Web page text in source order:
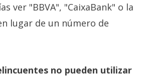
ver "BBVA", "CaixaBank" o la
lugar de un número de
no pueden utilizar